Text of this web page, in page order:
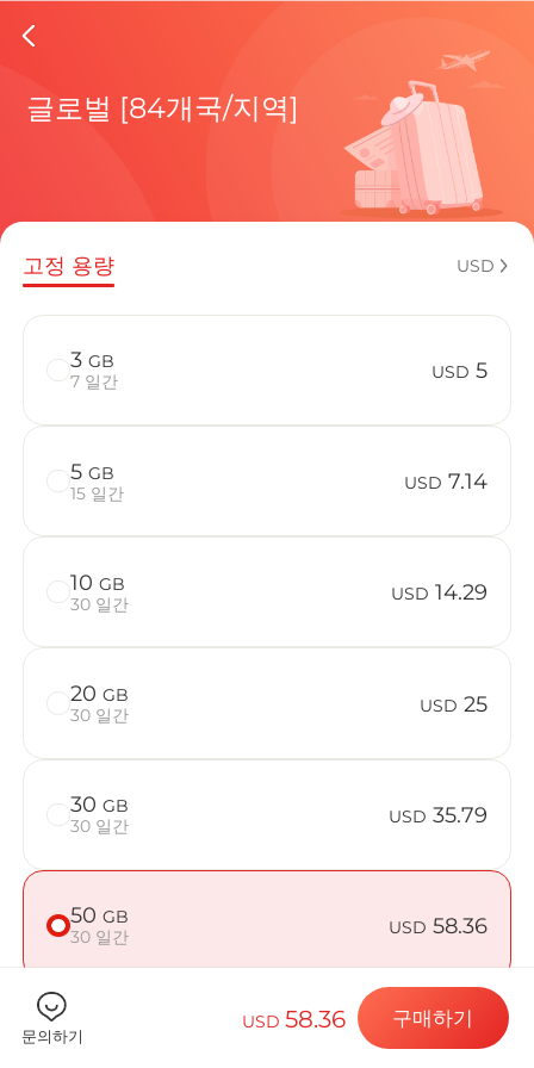
Mexico
현재 목적
eSIM을 즐
Mexico에
Billion
목적지 및 데
eSIM 설치하
데이터 요금
글로벌 [84개국/지역]
고정 용량 USD
3 GB
7 일간
USD 5
5 GB
15 일간
USD 7.14
10 GB
30 일간
USD 14.29
20 GB
30 일간
USD 25
30 GB
30 일간
USD 35.79
50 GB
30 일간
USD 58.36
문의하기
USD58.36 구매하기